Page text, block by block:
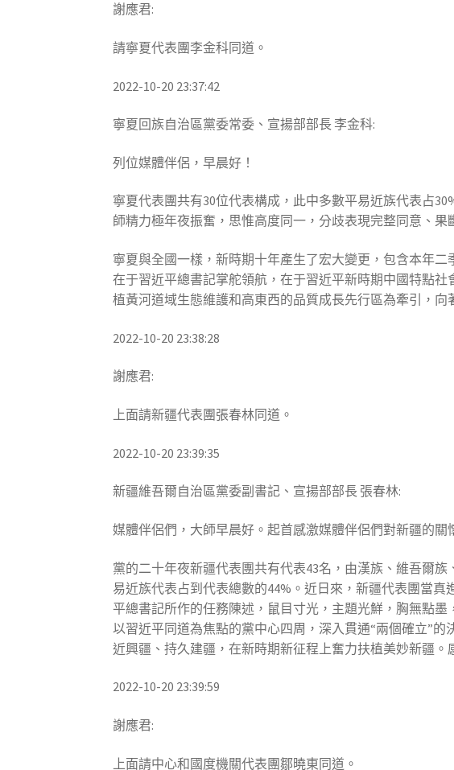
謝應君:
請寧夏代表團李金科同道。
2022-10-20 23:37:42
寧夏回族自治區黨委常委、宣揚部部長 李金科:
列位媒體伴侶，早晨好！
寧夏代表團共有30位代表構成，此中多數平易近族代表占
師精力極年夜振奮，思惟高度同一，分歧表現完整同意、果
寧夏與全國一樣，新時期十年產生了宏大變更，包含本年
在于習近平總書記掌舵領航，在于習近平新時期中國特點
植黃河道域生態維護和高東西的品質成長先行區為牽引，
2022-10-20 23:38:28
謝應君:
上面請新疆代表團張春林同道。
2022-10-20 23:39:35
新疆維吾爾自治區黨委副書記、宣揚部部長 張春林:
媒體伴侶們，大師早晨好。起首感激媒體伴侶們對新疆的關
黨的二十年夜新疆代表團共有代表43名，由漢族、維吾爾
易近族代表占到代表總數的44%。近日來，新疆代表團當
平總書記所作的任務陳述，鼠目寸光，主題光鮮，胸無點
以習近平同道為焦點的黨中心四周，深入貫通“兩個確立”
近興疆、持久建疆，在新時期新征程上奮力扶植美妙新疆。
2022-10-20 23:39:59
謝應君:
上面請中心和國度機關代表團鄒曉東同道。